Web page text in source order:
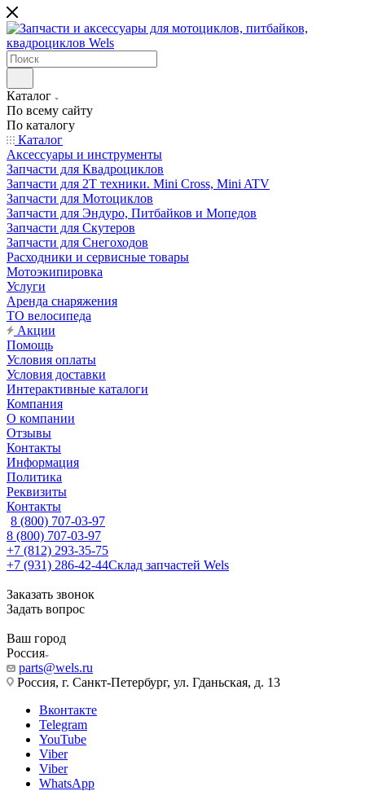
Каталог
По всему сайту
По каталогу
Каталог
Аксессуары и инструменты
Запчасти для Квадроциклов
Запчасти для 2T техники. Mini Cross, Mini ATV
Запчасти для Мотоциклов
Запчасти для Эндуро, Питбайков и Мопедов
Запчасти для Скутеров
Запчасти для Снегоходов
Расходники и сервисные товары
Мотоэкипировка
Услуги
Аренда снаряжения
ТО велосипеда
Акции
Помощь
Условия оплаты
Условия доставки
Интерактивные каталоги
Компания
О компании
Отзывы
Контакты
Информация
Политика
Реквизиты
Контакты
8 (800) 707-03-97
8 (800) 707-03-97
+7 (812) 293-35-75
+7 (931) 286-42-44Склад запчастей Wels
Заказать звонок
Задать вопрос
Ваш город
Россия
parts@wels.ru
Россия, г. Санкт-Петербург, ул. Гданьская, д. 13
Вконтакте
Telegram
YouTube
Viber
Viber
WhatsApp